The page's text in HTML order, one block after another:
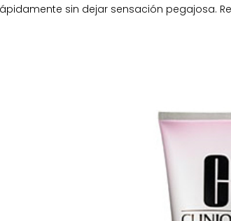
sin dejar sensación pegajosa.